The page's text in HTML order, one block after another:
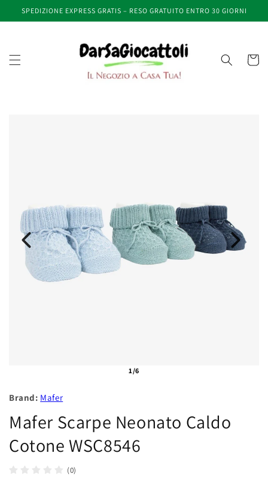
direttamente
ai contenuti
SPEDIZIONE EXPRESS GRATIS – RESO GRATUITO ENTRO 30 GIORNI
Carrello
1/6
Brand: Mafer
Mafer Scarpe Neonato Caldo
Cotone WSC8546
(0)